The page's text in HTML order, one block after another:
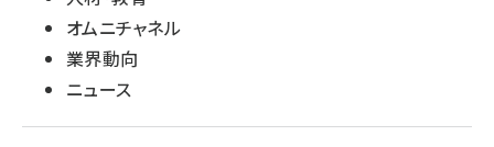
オムニチャネル
業界動向
ニュース